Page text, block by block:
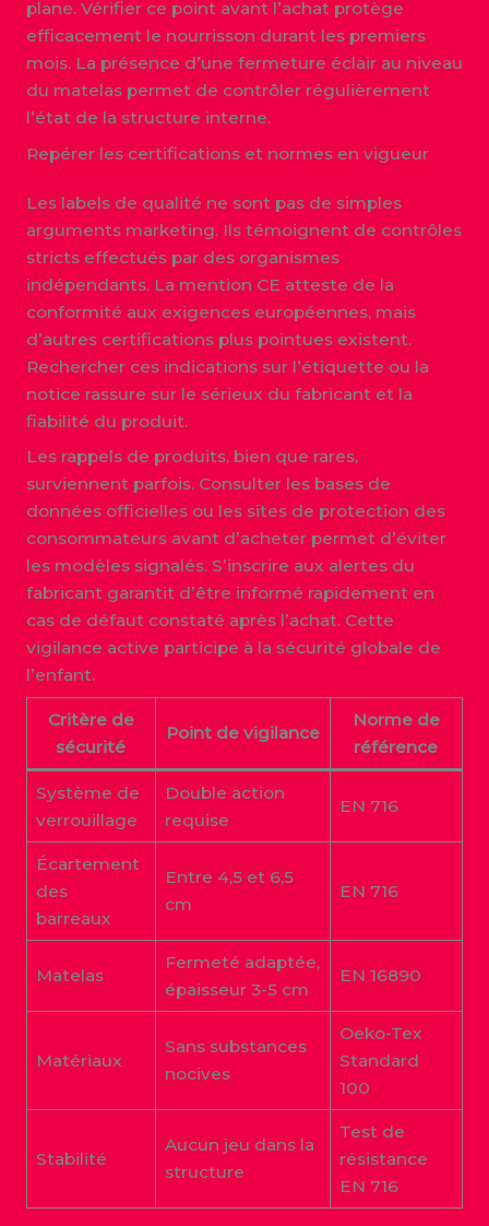
plane. Vérifier ce point avant l’achat protège
efficacement le nourrisson durant les premiers
mois. La présence d’une fermeture éclair au niveau
du matelas permet de contrôler régulièrement
l’état de la structure interne.
Repérer les certifications et normes en vigueur
Les labels de qualité ne sont pas de simples
arguments marketing. Ils témoignent de contrôles
stricts effectués par des organismes
indépendants. La mention CE atteste de la
conformité aux exigences européennes, mais
d’autres certifications plus pointues existent.
Rechercher ces indications sur l’étiquette ou la
notice rassure sur le sérieux du fabricant et la
fiabilité du produit.
Les rappels de produits, bien que rares,
surviennent parfois. Consulter les bases de
données officielles ou les sites de protection des
consommateurs avant d’acheter permet d’éviter
les modèles signalés. S’inscrire aux alertes du
fabricant garantit d’être informé rapidement en
cas de défaut constaté après l’achat. Cette
vigilance active participe à la sécurité globale de
l’enfant.
Critère de
sécurité
Point de vigilance
Norme de
référence
Système de
verrouillage
Double action
requise
EN 716
Écartement
des
barreaux
Entre 4,5 et 6,5
cm
EN 716
Matelas
Fermeté adaptée,
épaisseur 3-5 cm
EN 16890
Matériaux
Sans substances
nocives
Oeko-Tex
Standard
100
Stabilité
Aucun jeu dans la
structure
Test de
résistance
EN 716